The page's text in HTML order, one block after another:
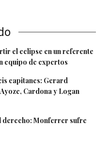
el eclipse en un referente
equipo de expertos
capitanes: Gerard
Cardona y Logan
derecho: Monferrer sufre